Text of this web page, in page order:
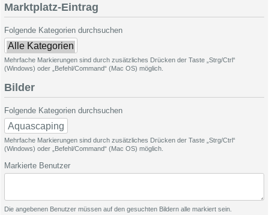
Marktplatz-Eintrag
Folgende Kategorien durchsuchen
Mehrfache Markierungen sind durch zusätzliches Drücken der Taste „Strg/Ctrl“
(Windows) oder „Befehl/Command“ (Mac OS) möglich.
Bilder
Folgende Kategorien durchsuchen
Mehrfache Markierungen sind durch zusätzliches Drücken der Taste „Strg/Ctrl“
(Windows) oder „Befehl/Command“ (Mac OS) möglich.
Markierte Benutzer
Die angebenen Benutzer müssen auf den gesuchten Bildern alle markiert sein.